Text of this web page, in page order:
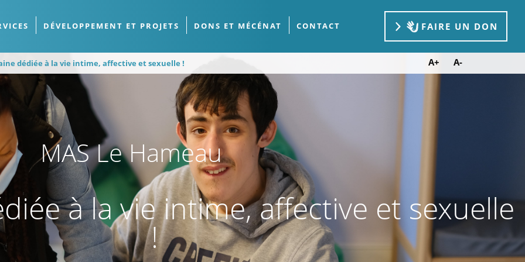
DÉVELOPPEMENT ET PROJETS DONS ET MÉCÉNAT CONTACT FAIRE UN DON
A+ A-
dédiée à la vie intime, affective et sexuelle !
MAS Le Hameau
à la vie intime, affective et sexuelle
!